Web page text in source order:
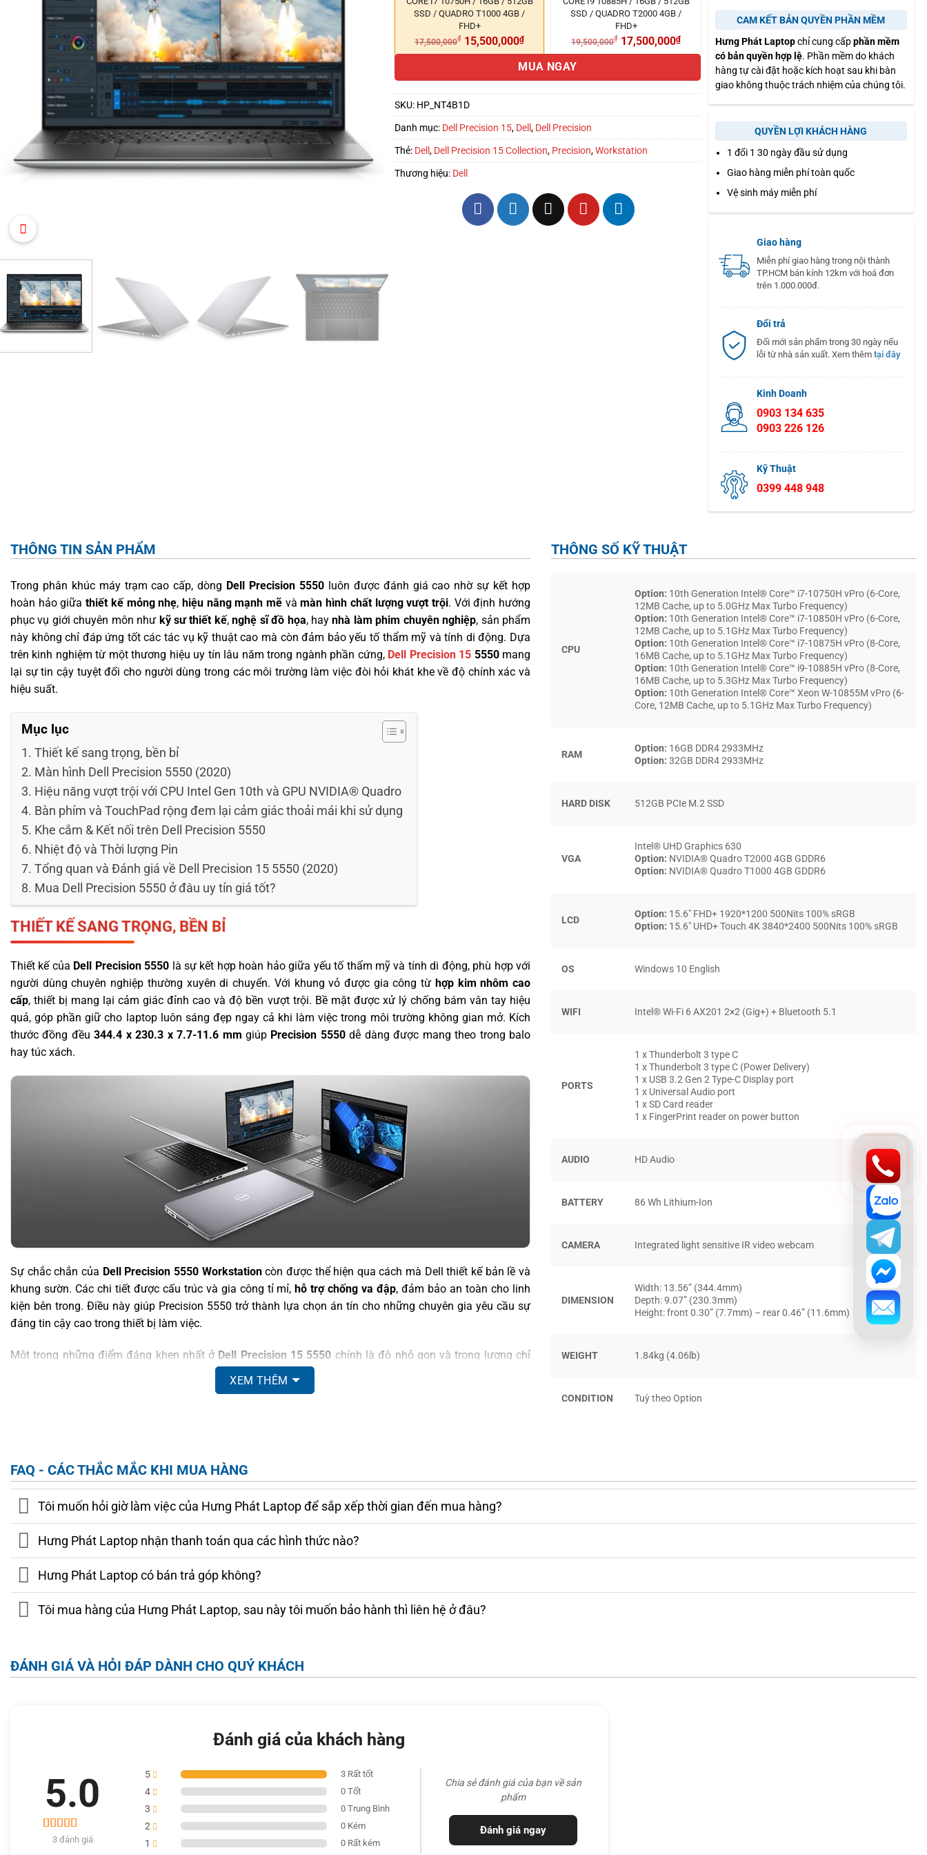
SSD / QUADRO T1000 4GB /
FHD+
17,500,000₫ 15,500,000₫
SSD / QUADRO T2000 4GB /
FHD+
19,500,000₫ 17,500,000₫
MUA NGAY
SKU: HP_NT4B1D
Danh mục: Dell Precision 15, Dell , Dell Precision
Thẻ: Dell , Dell Precision 15 Collection, Precision,Workstation
Thương hiệu: Dell
CAM KẾT BẢN QUYỀN PHẦN MỀM
Hưng Phát Laptopchỉ cung cấpphần mềm
có bản quyền hợp lệ. Phần mềm do khách
hàng tự cài đặt hoặc kích hoạt sau khi bàn
giao không thuộc trách nhiệm của chúng tôi.
QUYỀN LỢI KHÁCH HÀNG
1 đổi 1 30 ngày đầu sử dụng
Giao hàng miễn phí toàn quốc
Vệ sinh máy miễn phí
Giao hàng
Miễn phí giao hàng trong nội thành
TP.HCM bán kính 12km với hoá đơn
trên 1.000.000đ.
Đổi trả
Đổi mới sản phẩm trong 30 ngày nếu
lỗi từ nhà sản xuất. Xem thêm tại đây
Kinh Doanh
0903 134 635
0903 226 126
Kỹ Thuật
0399 448 948
THÔNG TIN SẢN PHẨM
Trong phân khúc máy trạm cao cấp, dòng Dell Precision 5550luôn được đánh giá cao nhờ sự kết hợp
hoàn hảo giữathiết kế mỏng nhẹ, hiệu năng mạnh mẽ vàmàn hình chất lượng vượt trội. Với định hướng
phục vụ giới chuyên môn như kỹ sư thiết kế,nghệ sĩ đồ họa, haynhà làm phim chuyên nghiệp, sản phẩm
này không chỉ đáp ứng tốt các tác vụ kỹ thuật cao mà còn đảm bảo yếu tố thẩm mỹ và tính di động. Dựa
trên kinh nghiệm từ một thương hiệu uy tín lâu năm trong ngành phần cứng, Dell Precision 15 5550mang
lại sự tin cậy tuyệt đối cho người dùng trong các môi trường làm việc đòi hỏi khát khe về độ chính xác và
hiệu suất.
Mục lục
Thiết kế sang trọng, bền bỉ
Màn hình Dell Precision 5550 (2020)
Hiệu năng vượt trội với CPU Intel Gen 10th và GPU NVIDIA® Quadro
Bàn phím và TouchPad rộng đem lại cảm giác thoải mái khi sử dụng
Khe cắm & Kết nối trên Dell Precision 5550
Nhiệt độ và Thời lượng Pin
Tổng quan và Đánh giá về Dell Precision 15 5550 (2020)
Mua Dell Precision 5550 ở đâu uy tín giá tốt?
THIẾT KẾ SANG TRỌNG, BỀN BỈ
Thiết kế của Dell Precision 5550 là sự kết hợp hoàn hảo giữa yếu tố thẩm mỹ và tính di động, phù hợp với
người dùng chuyên nghiệp thường xuyên di chuyển. Với khung vỏ được gia công từ hợp kim nhôm cao
cấp, thiết bị mang lại cảm giác đỉnh cao và độ bền vượt trội. Bề mặt được xử lý chống bám vân tay hiệu
quả, góp phần giữ cho laptop luôn sáng đẹp ngay cả khi làm việc trong môi trường không gian mở. Kích
thước đồng đều344.4 x 230.3 x 7.7-11.6 mm giúp Precision 5550dễ dàng được mang theo trong balo
hay túc xách.
Sự chắc chắn của Dell Precision 5550 Workstationcòn được thể hiện qua cách mà Dell thiết kế bản lề và
khung sườn. Các chi tiết được cấu trúc và gia công tỉ mỉ,hỗ trợ chống va đập, đảm bảo an toàn cho linh
kiện bên trong. Điều này giúp Precision 5550 trở thành lựa chọn án tín cho những chuyên gia yêu cầu sự
đáng tin cậy cao trong thiết bị làm việc.
Một trong những điểm đáng khen nhất ở Dell Precision 15 5550 chính là độ nhỏ gọn và trọng lượng chỉ
khoảng 1.84kg, giúp giảm thiểu gánh nặng khi phải di chuyển nhiều. Thiết bị này lý tưởng cho các chuyên
gia sáng tạo, freelance hoặc những người cần một chiếc laptop mềm mỏng nhưng vẫn đầy sức mạnh để
MÀN HÌNH DELL PRECISION 5550 (2020)
Màn hình
workstation này. Sở hữu kích thước15.6 inch và độ phân giải lên đếnUHD+ 4K (3840 x 2400), thiết bị
mang lại trải nghiệm hình ảnh sắc nét, chi tiết và sống động. Tấm nền
công nghệchống chóivà giảm ánh sáng xanhgiữ cho màn hình hoạt động tối ưu ngay cả trong môi
trường ánh sáng phức tạp.
XEM THÊM
THÔNG SỐ KỸ THUẬT
CPU
Option: 10th Generation Intel® Core™ i7-10750H vPro (6-Core,
12MB Cache, up to 5.0GHz Max Turbo Frequency)
Option: 10th Generation Intel® Core™ i7-10850H vPro (6-Core,
12MB Cache, up to 5.1GHz Max Turbo Frequency)
Option: 10th Generation Intel® Core™ i7-10875H vPro (8-Core,
16MB Cache, up to 5.1GHz Max Turbo Frequency)
Option: 10th Generation Intel® Core™ i9-10885H vPro (8-Core,
16MB Cache, up to 5.3GHz Max Turbo Frequency)
Option: 10th Generation Intel® Core™ Xeon W-10855M vPro (6-
Core, 12MB Cache, up to 5.1GHz Max Turbo Frequency)
RAM
Option: 16GB DDR4 2933MHz
Option: 32GB DDR4 2933MHz
HARD DISK 512GB PCIe M.2 SSD
VGA
Intel® UHD Graphics 630
Option: NVIDIA® Quadro T2000 4GB GDDR6
Option: NVIDIA® Quadro T1000 4GB GDDR6
LCD
Option: 15.6″ FHD+ 1920*1200 500Nits 100% sRGB
Option: 15.6″ UHD+ Touch 4K 3840*2400 500Nits 100% sRGB
OS Windows 10 English
WIFI Intel® Wi-Fi 6 AX201 2×2 (Gig+) + Bluetooth 5.1
PORTS
1 x Thunderbolt 3 type C
1 x Thunderbolt 3 type C (Power Delivery)
1 x USB 3.2 Gen 2 Type-C Display port
1 x Universal Audio port
1 x SD Card reader
1 x FingerPrint reader on power button
AUDIO HD Audio
BATTERY 86 Wh Lithium-Ion
CAMERA Integrated light sensitive IR video webcam
DIMENSION
Width: 13.56” (344.4mm)
Depth: 9.07” (230.3mm)
Height: front 0.30” (7.7mm) – rear 0.46” (11.6mm)
WEIGHT 1.84kg (4.06lb)
CONDITION Tuỳ theo Option
FAQ - CÁC THẮC MẮC KHI MUA HÀNG
Tôi muốn hỏi giờ làm việc của Hưng Phát Laptop để sắp xếp thời gian đến mua hàng?
Hưng Phát Laptop nhận thanh toán qua các hình thức nào?
Hưng Phát Laptop có bán trả góp không?
Tôi mua hàng của Hưng Phát Laptop, sau này tôi muốn bảo hành thì liên hệ ở đâu?
ĐÁNH GIÁ VÀ HỎI ĐÁP DÀNH CHO QUÝ KHÁCH
Đánh giá của khách hàng
5.0
5.03 đánh giá
5 3 Rất tốt
4 0 Tốt
3 0 Trung Bình
2 0 Kém
1 0 Rất kém
Chia sẻ đánh giá của bạn về sản
phẩm
Đánh giá ngay